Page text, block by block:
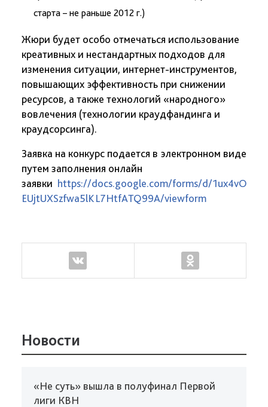
старта – не раньше 2012 г.)
Жюри будет особо отмечаться использование
креативных и нестандартных подходов для
изменения ситуации, интернет-инструментов,
повышающих эффективность при снижении
ресурсов, а также технологий «народного»
вовлечения (технологии краудфандинга и
краудсорсинга).
Заявка на конкурс подается в электронном виде
путем заполнения онлайн
заявки https://docs.google.com/forms/d/
EUjtUXSzfwa5lKL7HtfATQ99A/viewform
Новости
«Не суть» вышла в полуфинал Первой
лиги КВН